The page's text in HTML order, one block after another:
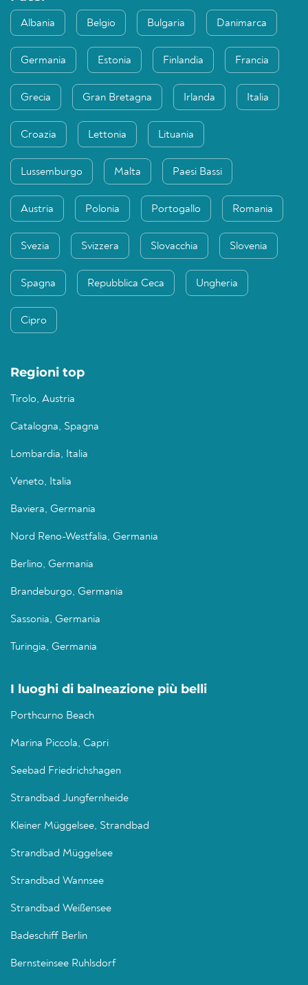
Albania Belgio Bulgaria Danimarca
Germania Estonia Finlandia Francia
Grecia Gran Bretagna Irlanda Italia
Croazia Lettonia Lituania
Lussemburgo Malta Paesi Bassi
Austria Polonia Portogallo Romania
Svezia Svizzera Slovacchia Slovenia
Spagna Repubblica Ceca Ungheria
Cipro
Regioni top
Tirolo, Austria
Catalogna, Spagna
Lombardia, Italia
Veneto, Italia
Baviera, Germania
Nord Reno-Westfalia, Germania
Berlino, Germania
Brandeburgo, Germania
Sassonia, Germania
Turingia, Germania
I luoghi di balneazione più belli
Porthcurno Beach
Marina Piccola, Capri
Seebad Friedrichshagen
Strandbad Jungfernheide
Kleiner Müggelsee, Strandbad
Strandbad Müggelsee
Strandbad Wannsee
Strandbad Weißensee
Badeschiff Berlin
Bernsteinsee Ruhlsdorf